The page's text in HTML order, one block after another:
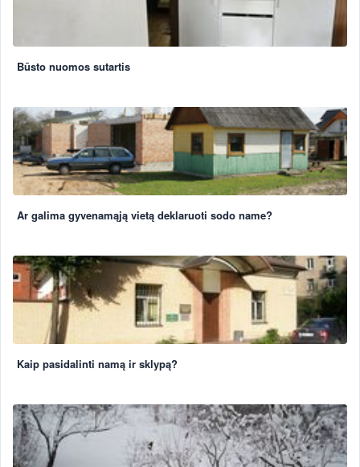
Būsto nuomos sutartis
Ar galima gyvenamąją vietą deklaruoti sodo name?
Kaip pasidalinti namą ir sklypą?